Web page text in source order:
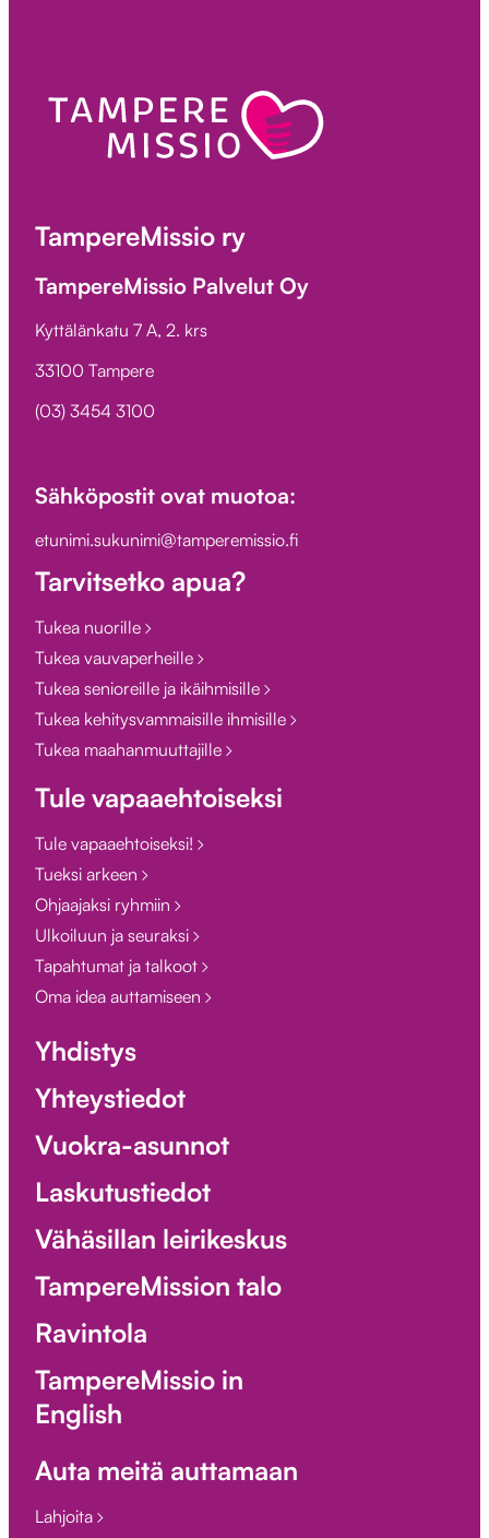
TampereMissio ry
TampereMissio Palvelut Oy
Kyttälänkatu 7 A, 2. krs
33100 Tampere
(03) 3454 3100
Sähköpostit ovat muotoa:
etunimi.sukunimi@tamperemissio.fi
Tarvitsetko apua?
Tukea nuorille
Tukea vauvaperheille
Tukea senioreille ja ikäihmisille
Tukea kehitysvammaisille ihmisille
Tukea maahanmuuttajille
Tule vapaaehtoiseksi
Tule vapaaehtoiseksi!
Tueksi arkeen
Ohjaajaksi ryhmiin
Ulkoiluun ja seuraksi
Tapahtumat ja talkoot
Oma idea auttamiseen
Yhdistys
Yhteystiedot
Vuokra-asunnot
Laskutustiedot
Vähäsillan leirikeskus
TampereMission talo
Ravintola
TampereMissio in
English
Auta meitä auttamaan
Lahjoita